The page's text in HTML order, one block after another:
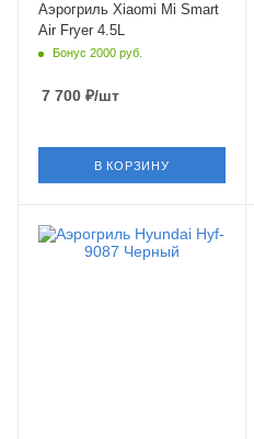
Аэрогриль Xiaomi Mi Smart
Air Fryer 4.5L
Бонус 2000 руб.
7 700 ₽/шт
В КОРЗИНУ